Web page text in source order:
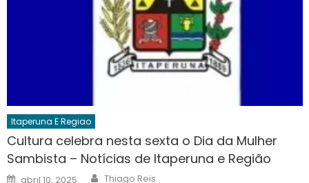
Itaperuna E Regiao
Cultura celebra nesta sexta o Dia da Mulher
Sambista – Notícias de Itaperuna e Região
Posted
abril 10, 2025 Author
Thiago Reis